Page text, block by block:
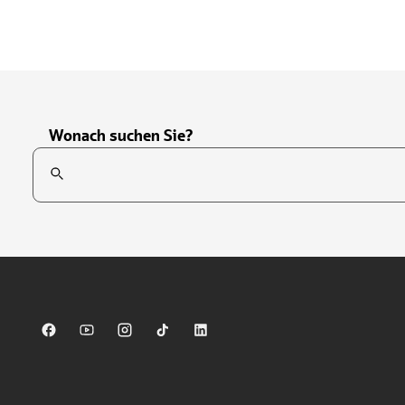
Wonach suchen Sie?
Suchfeld
Sparkasse auf Facebook
Sparkasse auf Youtube
Sparkasse auf Instagram
Sparkasse auf TikTok
Sparkasse auf LinkedIn